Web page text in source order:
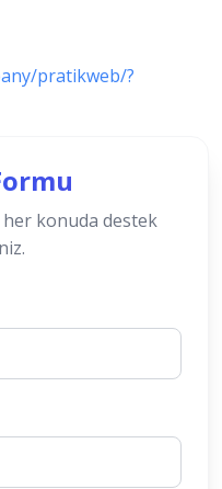
pratikweb/?
konuda destek